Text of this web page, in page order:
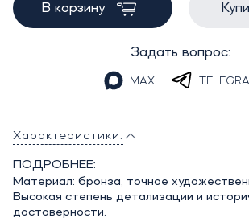
В корзину
Задать вопрос:
MAX
Характеристики:
ПОДРОБНЕЕ:
Материал: бронза, точное
Высокая степень детализации и
достоверности.